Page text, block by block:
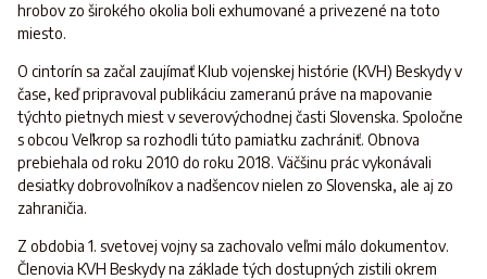
hrobov zo širokého okolia boli exhumované a privezené na toto
miesto.
O cintorín sa začal zaujímať Klub vojenskej histórie (KVH) Beskydy v
čase, keď pripravoval publikáciu zameranú práve na mapovanie
týchto pietnych miest v severovýchodnej časti Slovenska. Spoločne
s obcou Veľkrop sa rozhodli túto pamiatku zachrániť. Obnova
prebiehala od roku 2010 do roku 2018. Väčšinu prác vykonávali
desiatky dobrovoľníkov a nadšencov nielen zo Slovenska, ale aj zo
zahraničia.
Z obdobia 1. svetovej vojny sa zachovalo veľmi málo dokumentov.
Členovia KVH Beskydy na základe tých dostupných zistili okrem